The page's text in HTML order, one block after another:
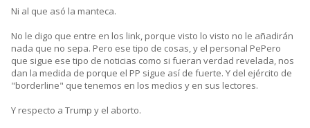
Ni al que asó la manteca.
No le digo que entre en los link, porque visto lo visto no le añadirán
nada que no sepa. Pero ese tipo de cosas, y el personal PePero
que sigue ese tipo de noticias como si fueran verdad revelada, nos
dan la medida de porque el PP sigue así de fuerte. Y del ejército de
"borderline" que tenemos en los medios y en sus lectores.
Y respecto a Trump y el aborto.